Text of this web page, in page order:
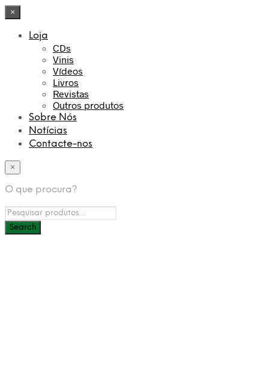
×
Loja
CDs
Vinis
Vídeos
Livros
Revistas
Outros produtos
Sobre Nós
Notícias
Contacte-nos
×
O que procura?